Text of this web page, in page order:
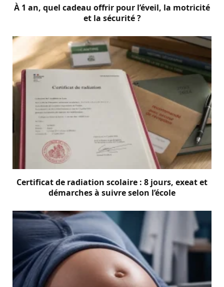
À 1 an, quel cadeau offrir pour l’éveil, la motricité
et la sécurité ?
Certificat de radiation scolaire : 8 jours, exeat et
démarches à suivre selon l’école